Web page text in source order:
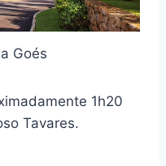
Goés
1h20
Tavares.